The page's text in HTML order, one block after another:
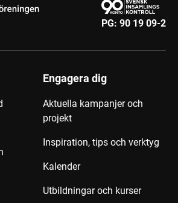
PG: 90 19 09-2
Engagera dig
Aktuella kampanjer och
projekt
Inspiration, tips och verktyg
Kalender
Utbildningar och kurser